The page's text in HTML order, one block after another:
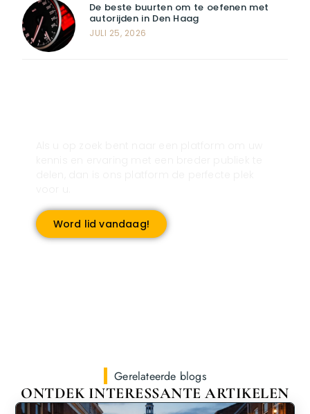
De beste buurten om te oefenen met
autorijden in Den Haag
JULI 25, 2026
Word lid vandaag!
Gerelateerde blogs
ONTDEK INTERESSANTE ARTIKELEN